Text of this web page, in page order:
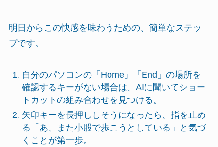
明日からこの快感を味わうための、簡単なステッ
プです。
自分のパソコンの「Home」「End」の場所を
確認するキーがない場合は、AIに聞いてショー
トカットの組み合わせを見つける。
矢印キーを長押ししそうになったら、指を止め
る「あ、また小股で歩こうとしている」と気づ
くことが第一歩。